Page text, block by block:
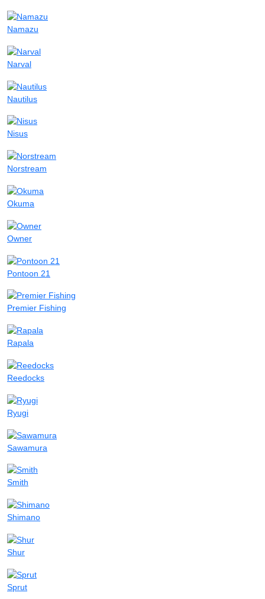
Namazu
Narval
Nautilus
Nisus
Norstream
Okuma
Owner
Pontoon 21
Premier Fishing
Rapala
Reedocks
Ryugi
Sawamura
Smith
Shimano
Shur
Sprut